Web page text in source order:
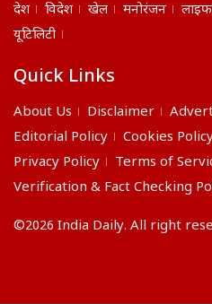
देश विदेश खेल मनोरंजन
यूटिलिटी
Quick Links
About Us Disclaimer
Editorial Policy
Cookies
Privacy Policy
Terms of
Verification & Fact Checking
©2026 India Daily. All right